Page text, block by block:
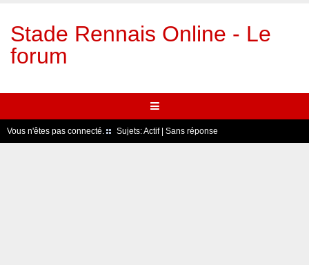
Stade Rennais Online - Le
forum
Vous n'êtes pas connecté. Sujets:Actif| Sans réponse